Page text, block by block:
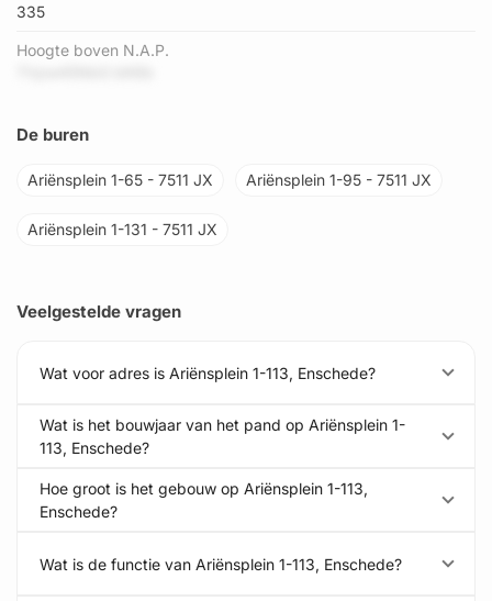
335
Hoogte boven N.A.P.
De buren
Ariënsplein 1-65 - 7511 JX Ariënsplein 1-95 - 7511 JX
Ariënsplein 1-131 - 7511 JX
Veelgestelde vragen
Wat voor adres is Ariënsplein 1-113, Enschede?
Wat is het bouwjaar van het pand op Ariënsplein 1-
113, Enschede?
Hoe groot is het gebouw op Ariënsplein 1-113,
Enschede?
Wat is de functie van Ariënsplein 1-113, Enschede?